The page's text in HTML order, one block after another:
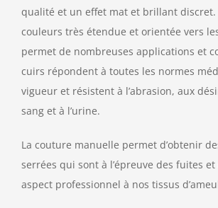
qualité et un effet mat et brillant discret.
couleurs très étendue et orientée vers
permet de nombreuses applications et
cuirs répondent à toutes les normes
vigueur et résistent à l’abrasion, aux
sang et à l’urine.
La couture manuelle permet d’obtenir
serrées qui sont à l’épreuve des fuites
aspect professionnel à nos tissus